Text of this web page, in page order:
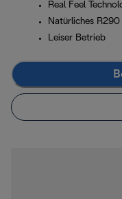
Real Feel
Natürliches R290
Leiser Betrieb